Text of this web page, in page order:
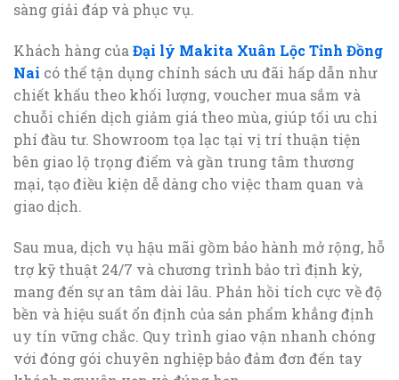
sàng giải đáp và phục vụ.
Khách hàng của Đại lý Makita Xuân Lộc Tỉnh Đồng
Nai có thể tận dụng chính sách ưu đãi hấp dẫn như
chiết khấu theo khối lượng, voucher mua sắm và
chuỗi chiến dịch giảm giá theo mùa, giúp tối ưu chi
phí đầu tư. Showroom tọa lạc tại vị trí thuận tiện
bên giao lộ trọng điểm và gần trung tâm thương
mại, tạo điều kiện dễ dàng cho việc tham quan và
giao dịch.
Sau mua, dịch vụ hậu mãi gồm bảo hành mở rộng, hỗ
trợ kỹ thuật 24/7 và chương trình bảo trì định kỳ,
mang đến sự an tâm dài lâu. Phản hồi tích cực về độ
bền và hiệu suất ổn định của sản phẩm khẳng định
uy tín vững chắc. Quy trình giao vận nhanh chóng
với đóng gói chuyên nghiệp bảo đảm đơn đến tay